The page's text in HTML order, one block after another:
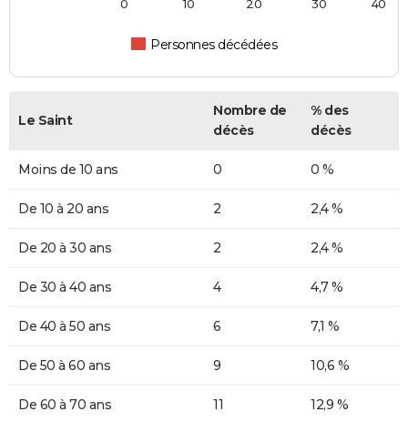
Personnes décédées
0 10 20 30 40
Le Saint
Nombre de
décès
% des
décès
Moins de 10 ans 0 0 %
De 10 à 20 ans 2 2,4 %
De 20 à 30 ans 2 2,4 %
De 30 à 40 ans 4 4,7 %
De 40 à 50 ans 6 7,1 %
De 50 à 60 ans 9 10,6 %
De 60 à 70 ans 11 12,9 %